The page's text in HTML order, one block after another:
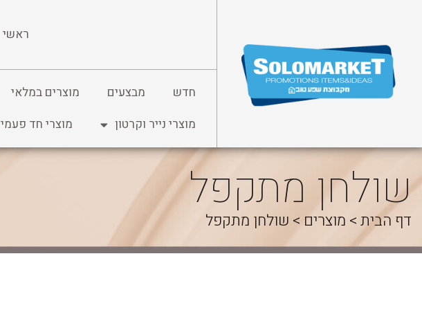
ראשי
חדש מבצעים מוצרים במלאי
מוצרי נייר וקרטון
מוצרי חד פעמי
שולחן מתקפל
דף הבית> מוצרים > שולחן מתקפל